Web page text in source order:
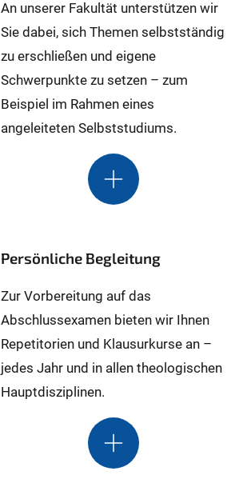
An unserer Fakultät unterstützen wir
Sie dabei, sich Themen selbstständig
zu erschließen und eigene
Schwerpunkte zu setzen – zum
Beispiel im Rahmen eines
angeleiteten Selbststudiums.
Persönliche Begleitung
Zur Vorbereitung auf das
Abschlussexamen bieten wir Ihnen
Repetitorien und Klausurkurse an –
jedes Jahr und in allen theologischen
Hauptdisziplinen.